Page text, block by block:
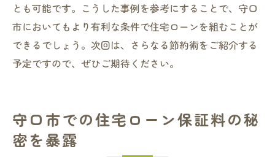
とも可能です。こうした事例を参考にすることで、守口
市においてもより有利な条件で住宅ローンを組むことが
できるでしょう。次回は、さらなる節約術をご紹介する
予定ですので、ぜひご期待ください。
守口市での住宅ローン保証料の秘
密を暴露